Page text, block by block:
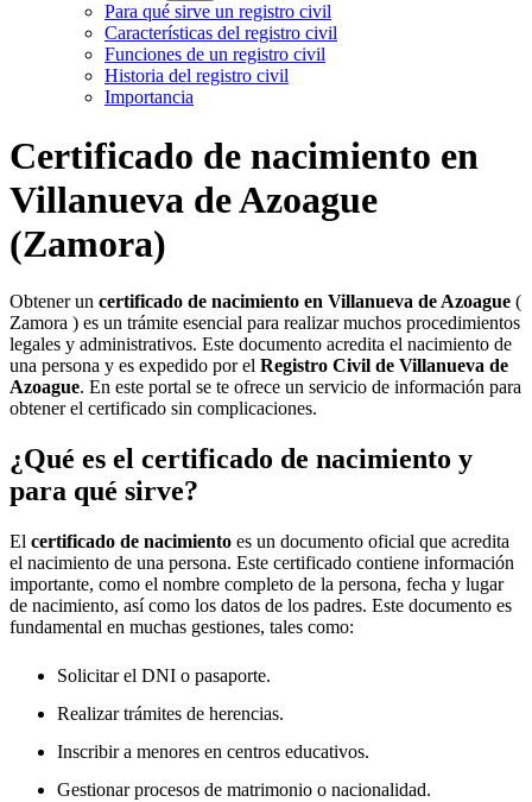
Para qué sirve un registro civil
Características del registro civil
Funciones de un registro civil
Historia del registro civil
Importancia
Certificado de nacimiento en
Villanueva de Azoague
(Zamora)
Obtener un certificado de nacimiento en Villanueva de Azoague (
Zamora ) es un trámite esencial para realizar muchos procedimientos
legales y administrativos. Este documento acredita el nacimiento de
una persona y es expedido por el Registro Civil de Villanueva de
Azoague. En este portal se te ofrece un servicio de información para
obtener el certificado sin complicaciones.
¿Qué es el certificado de nacimiento y
para qué sirve?
El certificado de nacimiento es un documento oficial que acredita
el nacimiento de una persona. Este certificado contiene información
importante, como el nombre completo de la persona, fecha y lugar
de nacimiento, así como los datos de los padres. Este documento es
fundamental en muchas gestiones, tales como:
Solicitar el DNI o pasaporte.
Realizar trámites de herencias.
Inscribir a menores en centros educativos.
Gestionar procesos de matrimonio o nacionalidad.